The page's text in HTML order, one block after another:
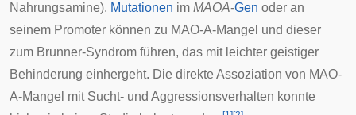
Nahrungsamine). Mutationen im MAOA-Gen oder an
seinem Promoter können zu MAO-A-Mangel und dieser
zum Brunner-Syndrom führen, das mit leichter geistiger
Behinderung einhergeht. Die direkte Assoziation von MAO-
A-Mangel mit Sucht- und Aggressionsverhalten konnte